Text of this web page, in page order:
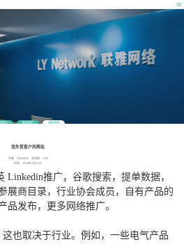
简介 联系我们 最新消息
找外贸客户的网站
作者：UEESHOP 浏览数：1939
时间：2019年12月23日
Linkedin推广，谷歌搜索，提单数据，
展商目录，行业协会成员，自有产品的
品发布，更多网络推广。
这也取决于行业。例如，一些电气产品